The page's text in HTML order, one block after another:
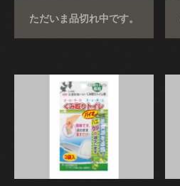
ただいま品切れ中です。